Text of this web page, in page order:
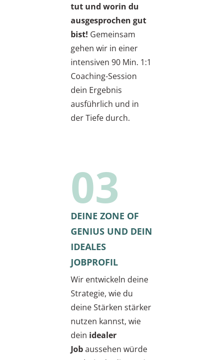
tut und worin du
ausgesprochen gut
bist! Gemeinsam
gehen wir in einer
intensiven 90 Min. 1:1
Coaching-Session
dein Ergebnis
ausführlich und in
der Tiefe durch.
03
DEINE ZONE OF
GENIUS UND DEIN
IDEALES
JOBPROFIL
Wir entwickeln deine
Strategie, wie du
deine Stärken stärker
nutzen kannst, wie
dein idealer
Jobaussehen würde